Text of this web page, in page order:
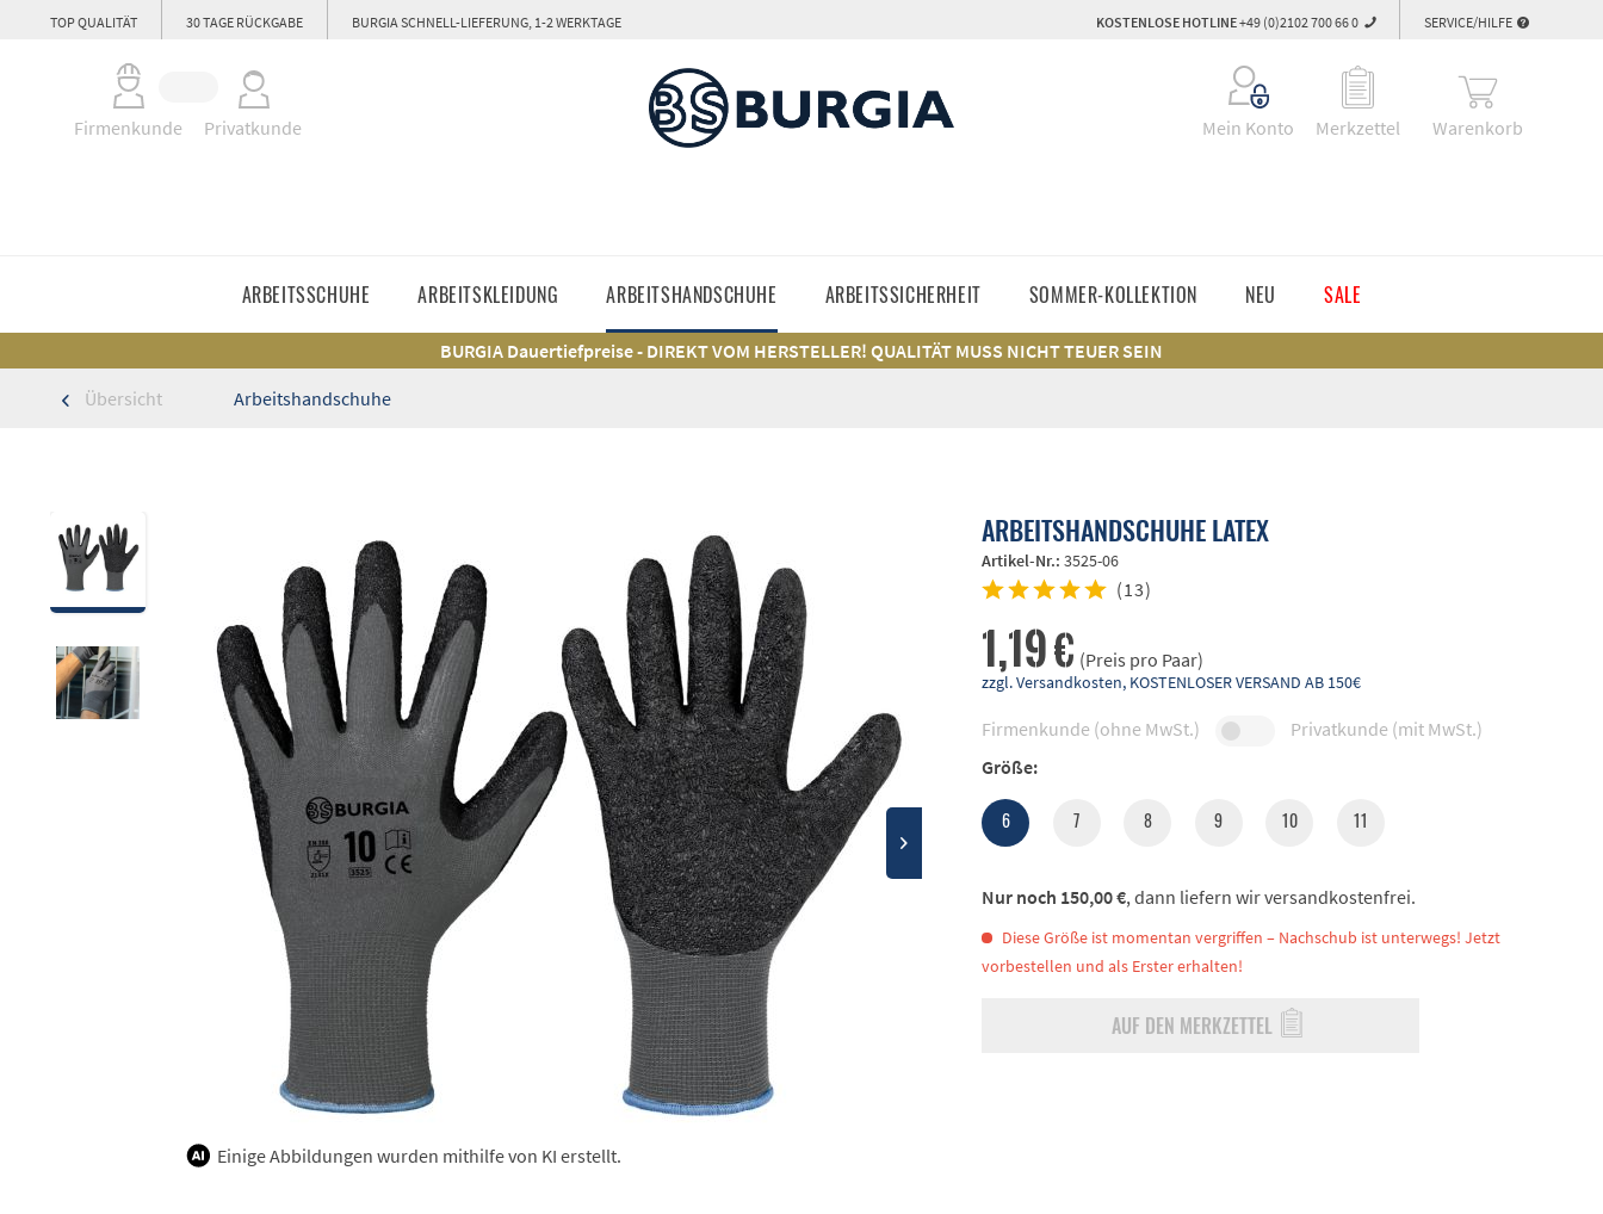
TOP QUALITÄT 30 TAGE RÜCKGABE BURGIA SCHNELL-LIEFERUNG, 1-2 WERKTAGE SERVICE/HILFE
KOSTENLOSE HOTLINE+49 (0)2102 700 66 0
Firmenkunde Privatkunde Mein Konto Merkzettel Warenkorb
ARBEITSSCHUHE ARBEITSKLEIDUNG ARBEITSHANDSCHUHE ARBEITSSICHERHEIT SOMMER-KOLLEKTION NEU SALE
BURGIA Dauertiefpreise - DIREKT VOM HERSTELLER! QUALITÄT MUSS NICHT TEUER SEIN
Übersicht
Arbeitshandschuhe
Einige Abbildungen wurden mithilfe von KI erstellt.
ARBEITSHANDSCHUHE LATEX
Artikel-Nr.:3525-06
(13)
1,19 € (Preis pro Paar)
zzgl. Versandkosten, KOSTENLOSER VERSAND AB 150€
Firmenkunde (ohne MwSt.)
Privatkunde (mit MwSt.)
Größe:
6 7 8 9 10 11
Diese Größe ist momentan vergriffen – Nachschub ist unterwegs! Jetzt
vorbestellen und als Erster erhalten!
AUF DEN MERKZETTEL
Nur noch 150,00 €, dann liefern wir versandkostenfrei.